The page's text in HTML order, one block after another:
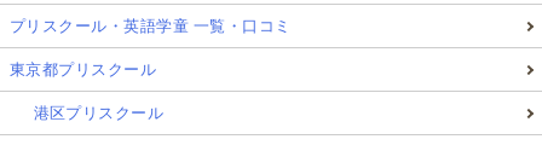
プリスクール・英語学童 一覧・口コミ
東京都プリスクール
港区プリスクール